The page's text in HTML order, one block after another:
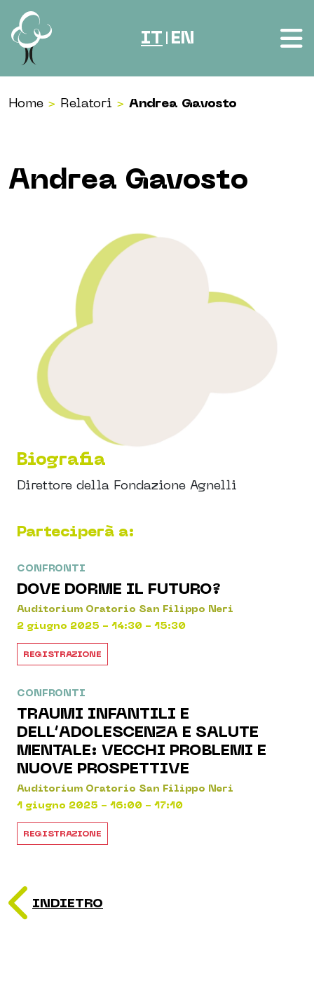
Vai al contenuto
IT EN
Home > Relatori > Andrea Gavosto
Andrea Gavosto
Biografia
Direttore della Fondazione Agnelli
Parteciperà a:
CONFRONTI
DOVE DORME IL FUTURO?
Auditorium Oratorio San Filippo Neri
2 giugno 2025 - 14:30 - 15:30
REGISTRAZIONE
CONFRONTI
TRAUMI INFANTILI E
DELL’ADOLESCENZA E SALUTE
MENTALE: VECCHI PROBLEMI E
NUOVE PROSPETTIVE
Auditorium Oratorio San Filippo Neri
1 giugno 2025 - 16:00 - 17:10
REGISTRAZIONE
INDIETRO